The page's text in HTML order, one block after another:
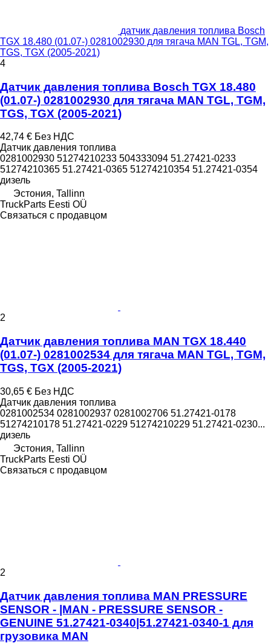
датчик давления топлива Bosch
TGX 18.480 (01.07-) 0281002930 для тягача MAN TGL, TGM,
TGS, TGX (2005-2021)
4
Датчик давления топлива Bosch TGX 18.480
(01.07-) 0281002930 для тягача MAN TGL, TGM,
TGS, TGX (2005-2021)
42,74 € Без НДС
Датчик давления топлива
0281002930 51274210233 504333094 51.27421-0233
51274210365 51.27421-0365 51274210354 51.27421-0354
дизель
Эстония, Tallinn
TruckParts Eesti OÜ
Связаться с продавцом
2
Датчик давления топлива MAN TGX 18.440
(01.07-) 0281002534 для тягача MAN TGL, TGM,
TGS, TGX (2005-2021)
30,65 € Без НДС
Датчик давления топлива
0281002534 0281002937 0281002706 51.27421-0178
51274210178 51.27421-0229 51274210229 51.27421-0230...
дизель
Эстония, Tallinn
TruckParts Eesti OÜ
Связаться с продавцом
2
Датчик давления топлива MAN PRESSURE
SENSOR - |MAN - PRESSURE SENSOR -
GENUINE 51.27421-0340|51.27421-0340-1 для
грузовика MAN